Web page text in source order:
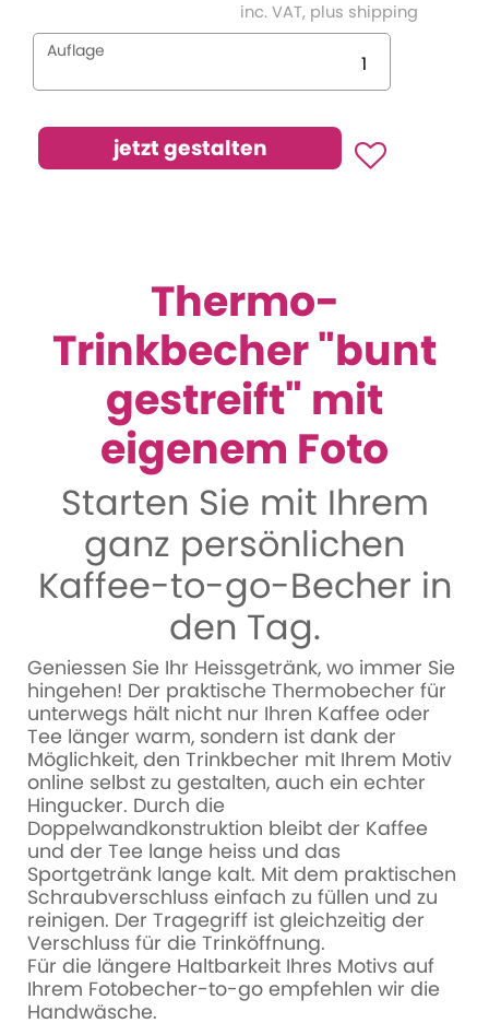
inc. VAT, plus shipping
Auflage
Thermo-
Trinkbecher "bunt
gestreift" mit
eigenem Foto
Starten Sie mit Ihrem
ganz persönlichen
Kaffee-to-go-Becher in
den Tag.
Geniessen Sie Ihr Heissgetränk, wo immer Sie
hingehen! Der praktische Thermobecher für
unterwegs hält nicht nur Ihren Kaffee oder
Tee länger warm, sondern ist dank der
Möglichkeit, den Trinkbecher mit Ihrem Motiv
online selbst zu gestalten, auch ein echter
Hingucker. Durch die
Doppelwandkonstruktion bleibt der Kaffee
und der Tee lange heiss und das
Sportgetränk lange kalt. Mit dem praktischen
Schraubverschluss einfach zu füllen und zu
reinigen. Der Tragegriff ist gleichzeitig der
Verschluss für die Trinköffnung.
Für die längere Haltbarkeit Ihres Motivs auf
Ihrem Fotobecher-to-go empfehlen wir die
Handwäsche.